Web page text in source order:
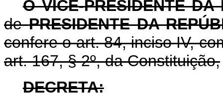
O VICE-PRESIDENTE DA
dePRESIDENTE DA
confere o art. 84, inciso IV,
art. 167, § 2º, da Constituição,
DECRETA: